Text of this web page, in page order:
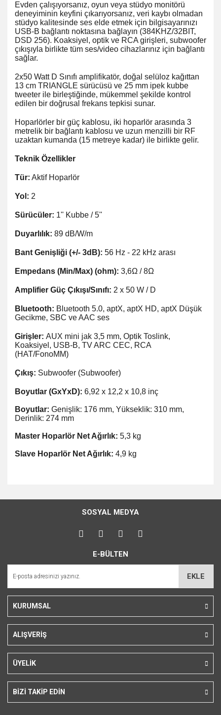
Evden çalışıyorsanız, oyun veya stüdyo monitörü
deneyiminin keyfini çıkarıyorsanız, veri kaybı olmadan
stüdyo kalitesinde ses elde etmek için bilgisayarınızı
USB-B bağlantı noktasına bağlayın (384KHZ/32BIT,
DSD 256). Koaksiyel, optik ve RCA girişleri, subwoofer
çıkışıyla birlikte tüm ses/video cihazlarınız için bağlantı
sağlar.
2x50 Watt D Sınıfı amplifikatör, doğal selüloz kağıttan
13 cm TRIANGLE sürücüsü ve 25 mm ipek kubbe
tweeter ile birleştiğinde, mükemmel şekilde kontrol
edilen bir doğrusal frekans tepkisi sunar.
Hoparlörler bir güç kablosu, iki hoparlör arasında 3
metrelik bir bağlantı kablosu ve uzun menzilli bir RF
uzaktan kumanda (15 metreye kadar) ile birlikte gelir.
Teknik Özellikler
Tür: Aktif Hoparlör
Yol: 2
Sürücüler: 1'' Kubbe / 5''
Duyarlılık: 89 dB/W/m
Bant Genişliği (+/- 3dB): 56 Hz - 22 kHz arası
Empedans (Min/Max) (ohm): 3,6Ω / 8Ω
Amplifier Güç Çıkışı/Sınıfı: 2 x 50 W / D
Bluetooth: Bluetooth 5.0, aptX, aptX HD, aptX Düşük
Gecikme, SBC ve AAC ses
Girişler: AUX mini jak 3,5 mm, Optik Toslink,
Koaksiyel, USB-B, TV ARC CEC, RCA
(HAT/FonoMM)
Çıkış: Subwoofer (Subwoofer)
Boyutlar (GxYxD): 6,92 x 12,2 x 10,8 inç
Boyutlar: Genişlik: 176 mm, Yükseklik: 310 mm,
Derinlik: 274 mm
Master Hoparlör Net Ağırlık: 5,3 kg
Slave Hoparlör Net Ağırlık: 4,9 kg
konularda yetersiz gördüğünüz noktaları öneri formunu
kullanarak tarafımıza iletebilirsiniz.
Görüş ve önerileriniz için teşekkür ederiz.
Ürün açıklamasında eksik bilgiler bulunuyor.
Bu ürüne benzer farklı alternatifler olmalı.
SOSYAL MEDYA
E-BÜLTEN
EKLE
KURUMSAL
ALIŞVERİŞ
ÜYELİK
BİZİ TAKİP EDİN